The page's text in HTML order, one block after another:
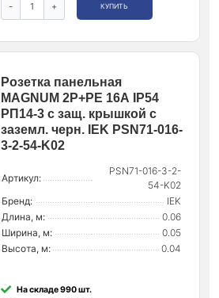
- + КУПИТЬ
Розетка панельная
MAGNUM 2P+PE 16А IP54
РП14-3 с защ. крышкой с
заземл. черн. IEK PSN71-016-
3-2-54-K02
Артикул:
PSN71-016-3-2-
54-K02
Бренд:
IEK
Длина, м:
0.06
Ширина, м:
0.05
Высота, м:
0.04
На складе 990 шт.